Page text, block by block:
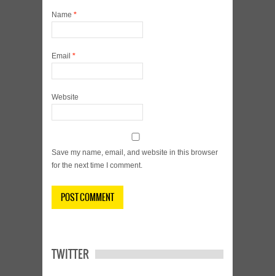
Name *
Email *
Website
Save my name, email, and website in this browser
for the next time I comment.
TWITTER